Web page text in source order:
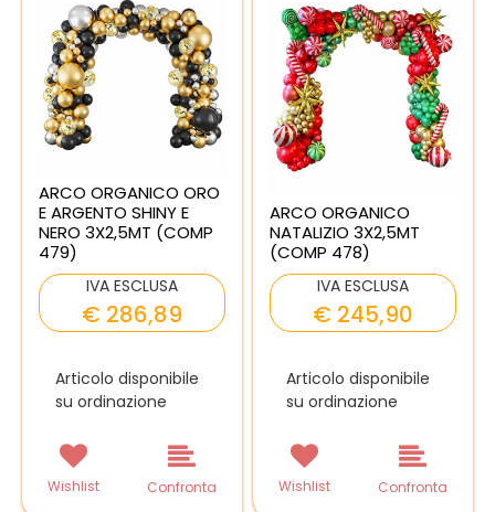
ARCO ORGANICO ORO
E ARGENTO SHINY E
NERO 3X2,5MT (COMP
479)
IVA ESCLUSA
€ 286,89
Articolo disponibile
su ordinazione
Wishlist Confronta
ARCO ORGANICO
NATALIZIO 3X2,5MT
(COMP 478)
IVA ESCLUSA
€ 245,90
Articolo disponibile
su ordinazione
Wishlist Confronta